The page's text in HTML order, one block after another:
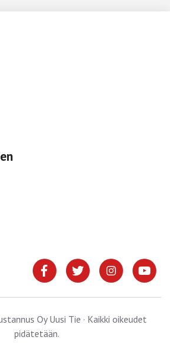
Oy Uusi Tie · Kaikki oikeudet
pidätetään.